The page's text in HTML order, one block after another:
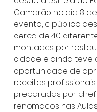
Camarão no dia 8
evento, o público
cerca de 40
montados por
cidade e ainda teve
oportunidade de
receitas profissionais
preparadas por
renomados nas